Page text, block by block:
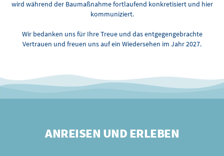
wird während der Baumaßnahme fortlaufend konkretisiert und hier
kommuniziert.
Wir bedanken uns für Ihre Treue und das entgegengebrachte
Vertrauen und freuen uns auf ein Wiedersehen im Jahr 2027.
ANREISEN UND ERLEBEN